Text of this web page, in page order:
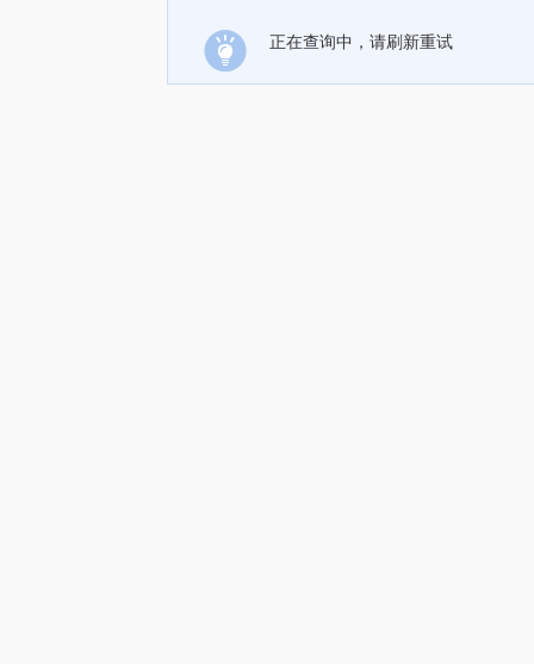
正在查询中，请刷新重试